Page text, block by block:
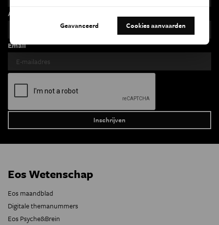
Achternaam
Email
Eos Wetenschap
Eos maandblad
Digitale themanummers
Eos Psyche&Brein
Geavanceerd Cookies aanvaarden